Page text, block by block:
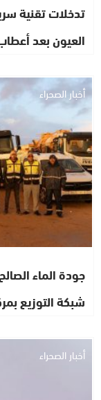
تدخلات تقنية
العيون بعد
أخبار الصحراء
جودة الماء
شبكة التوزيع
أخبار الصحراء